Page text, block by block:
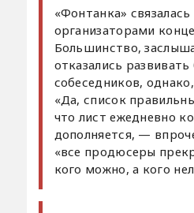
«Фонтанка»
организаторами
Большинство,
отказались
собеседников,
«Да, список
что лист ежедневно
дополняется, —
«все продюсеры
кого можно, а кого